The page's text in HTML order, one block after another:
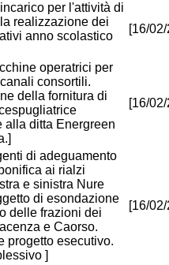
per l'attività di
realizzazione dei
anno scolastico
[16/
operatrici per
consortili.
della fornitura di
alla ditta Energreen
[16/
di adeguamento
ai rialzi
e sinistra Nure
di esondazione
delle frazioni dei
e Caorso.
progetto esecutivo.
]
[16/